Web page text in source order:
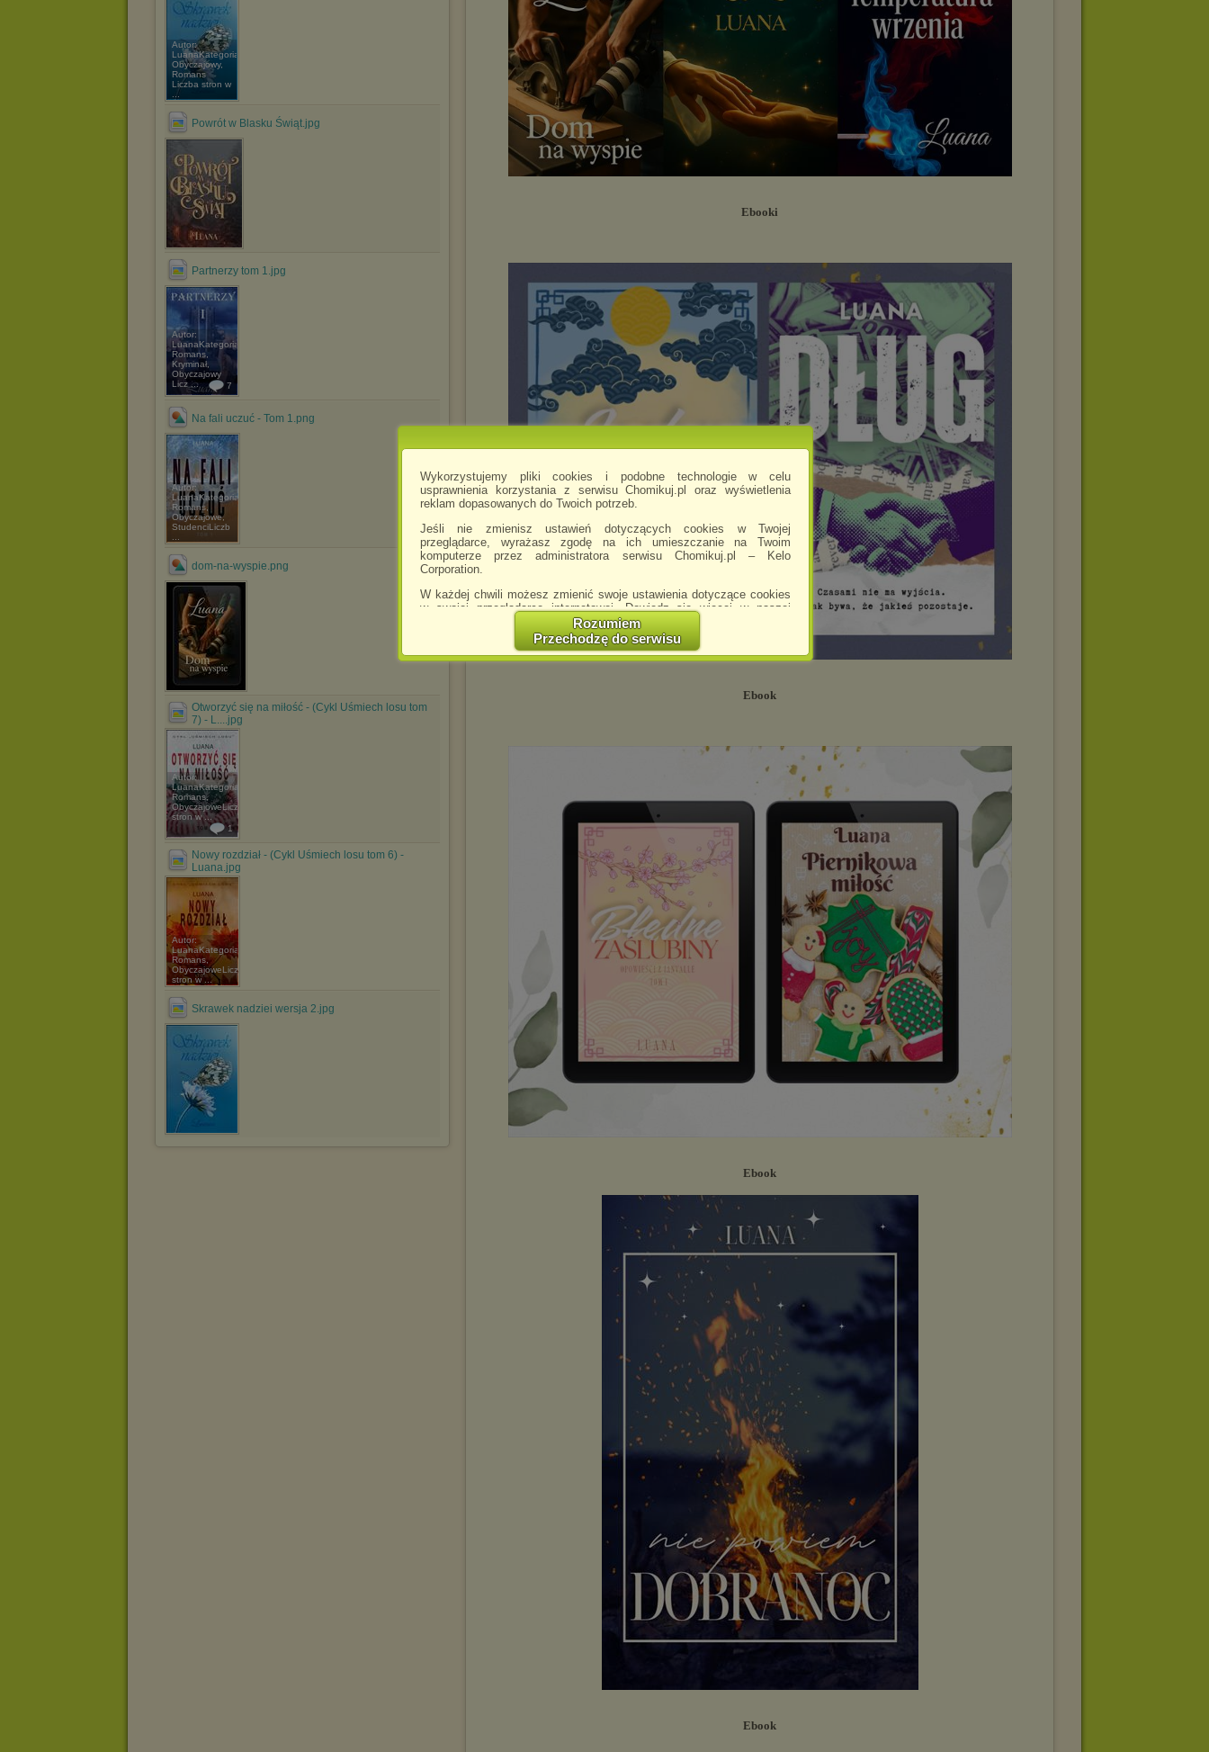
Wykorzystujemy pliki cookies i podobne technologie w celu
usprawnienia korzystania z serwisu Chomikuj.pl oraz wyświetlenia
reklam dopasowanych do Twoich potrzeb.
Jeśli nie zmienisz ustawień dotyczących cookies w Twojej
przeglądarce, wyrażasz zgodę na ich umieszczanie na Twoim
komputerze przez administratora serwisu Chomikuj.pl – Kelo
Corporation.
W każdej chwili możesz zmienić swoje ustawienia dotyczące cookies
w swojej przeglądarce internetowej. Dowiedz się więcej w naszej
http://chomikuj.pl/PolitykaPrywatnosci.aspx
Jednocześnie informujemy że zmiana ustawień przeglądarki może
spowodować ograniczenie korzystania ze strony Chomikuj.pl.
Wyrażenie sprzeciwu spowoduje, że wyświetlana Ci reklama nie
Istnieje możliwość zmiany ustawień przeglądarki internetowej w
sposób uniemożliwiający przechowywanie plików cookies na
urządzeniu końcowym. Można również usunąć pliki cookies,
dokonując odpowiednich zmian w ustawieniach przeglądarki
Pełną informację na ten temat znajdziesz pod adresem
http://chomikuj.pl/PolitykaPrywatnosci.aspx.
Rozumiem
Przechodzę do serwisu
Autor:
LuanaKategoria:
Obyczajowy,
Romans
Liczba stron w
Powrót w Blasku Świąt.jpg
Partnerzy tom 1.jpg
Autor:
LuanaKategoria:
Romans,
Kryminał,
Obyczajowy
Licz ...
7
Na fali uczuć - Tom 1.png
Autor:
LuanaKategoria:
Romans,
Obyczajowe,
StudenciLiczb
dom-na-wyspie.png
Otworzyć się na miłość - (Cykl Uśmiech losu tom
7) - L....jpg
Autor:
LuanaKategoria:
Romans,
ObyczajoweLiczba
stron w ...
1
Nowy rozdział - (Cykl Uśmiech losu tom 6) -
Luana.jpg
Autor:
LuanaKategoria:
Romans,
ObyczajoweLiczba
stron w ...
Skrawek nadziei wersja 2.jpg
Ebooki
Ebook
Ebook
Ebook